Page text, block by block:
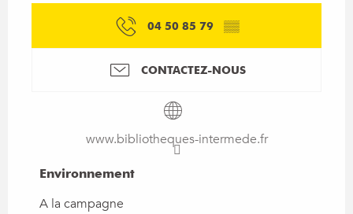
04 50 85 79 ▒▒
CONTACTEZ-NOUS
www.bibliotheques-intermede.fr
Environnement
Environnement
A la campagne